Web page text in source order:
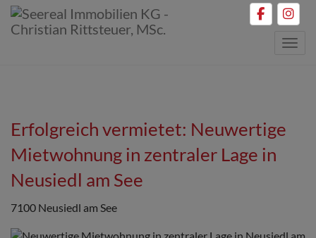
Erfolgreich vermietet: Neuwertige
Mietwohnung in zentraler Lage in
Neusiedl am See
7100 Neusiedl am See